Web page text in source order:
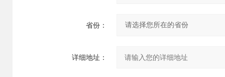
省份：
详细地址：